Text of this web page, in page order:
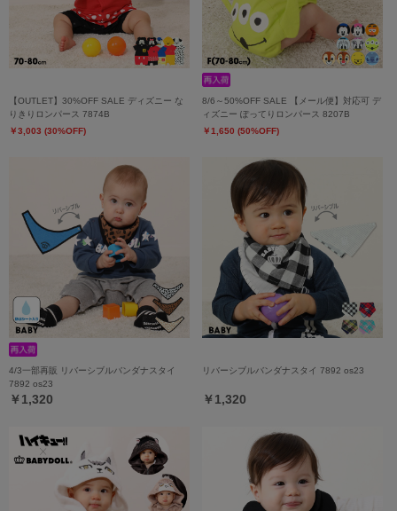
【OUTLET】30%OFF SALE ディズニー な
りきりロンパース 7874B
￥3,003 (30%OFF)
8/6～50%OFF SALE 【メール便】対応可 デ
ィズニー ぽってりロンパース 8207B
￥1,650 (50%OFF)
4/3一部再販 リバーシブルバンダナスタイ
7892 os23
￥1,320
リバーシブルバンダナスタイ 7892 os23
￥1,320